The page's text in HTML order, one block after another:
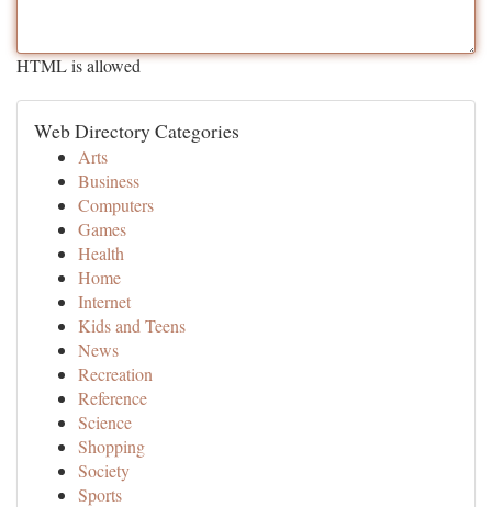
HTML is allowed
Web Directory Categories
Arts
Business
Computers
Games
Health
Home
Internet
Kids and Teens
News
Recreation
Reference
Science
Shopping
Society
Sports